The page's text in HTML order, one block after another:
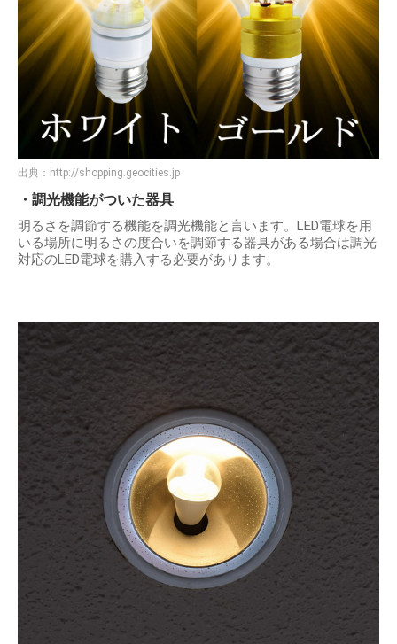
出典： http://shopping.geocities.jp
・調光機能がついた器具
明るさを調節する機能を調光機能と言います。LED電球を用
いる場所に明るさの度合いを調節する器具がある場合は調光
対応のLED電球を購入する必要があります。